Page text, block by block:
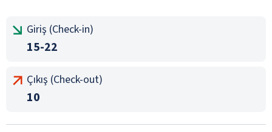
Giriş (Check-in)
15-22
Çıkış (Check-out)
10